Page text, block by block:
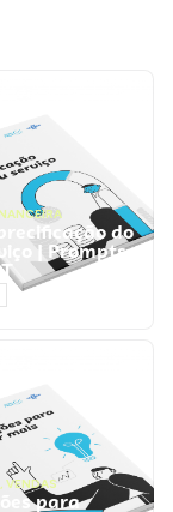
precificação do
| Prompts
, VENDAS
para